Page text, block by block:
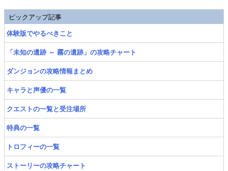
ピックアップ記事
体験版でやるべきこと
「未知の遺跡 ～ 霧の遺跡」の攻略チャート
ダンジョンの攻略情報まとめ
キャラと声優の一覧
クエストの一覧と受注場所
特典の一覧
トロフィーの一覧
ストーリーの攻略チャート